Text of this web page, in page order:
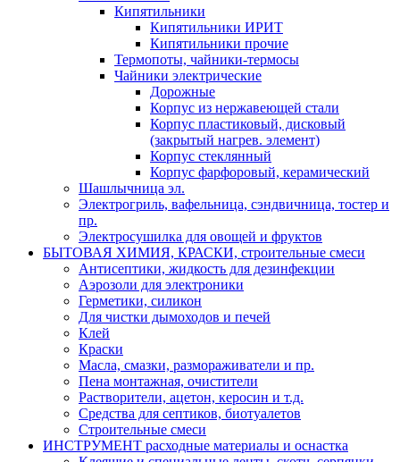
Кипятильники
Кипятильники ИРИТ
Кипятильники прочие
Термопоты, чайники-термосы
Чайники электрические
Дорожные
Корпус из нержавеющей стали
Корпус пластиковый, дисковый
(закрытый нагрев. элемент)
Корпус стеклянный
Корпус фарфоровый, керамический
Шашлычница эл.
Электрогриль, вафельница, сэндвичница, тостер и
пр.
Электросушилка для овощей и фруктов
БЫТОВАЯ ХИМИЯ, КРАСКИ, строительные смеси
Антисептики, жидкость для дезинфекции
Аэрозоли для электроники
Герметики, силикон
Для чистки дымоходов и печей
Клей
Краски
Масла, смазки, размораживатели и пр.
Пена монтажная, очистители
Растворители, ацетон, керосин и т.д.
Средства для септиков, биотуалетов
Строительные смеси
ИНСТРУМЕНТ расходные материалы и оснастка